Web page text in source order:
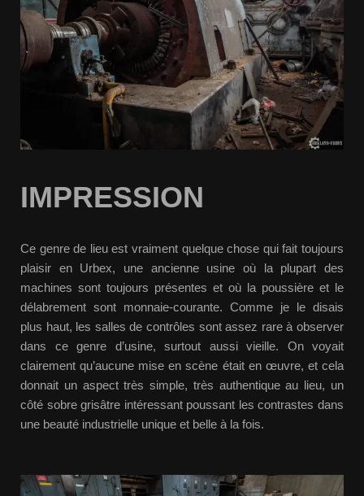
IMPRESSION
Ce genre de lieu est vraiment quelque chose qui fait toujours
plaisir en Urbex, une ancienne usine où la plupart des
machines sont toujours présentes et où la poussière et le
délabrement sont monnaie-courante. Comme je le disais
plus haut, les salles de contrôles sont assez rare à observer
dans ce genre d’usine, surtout aussi vieille. On voyait
clairement qu’aucune mise en scène était en œuvre, et cela
donnait un aspect très simple, très authentique au lieu, un
côté sobre grisâtre intéressant poussant les contrastes dans
une beauté industrielle unique et belle à la fois.